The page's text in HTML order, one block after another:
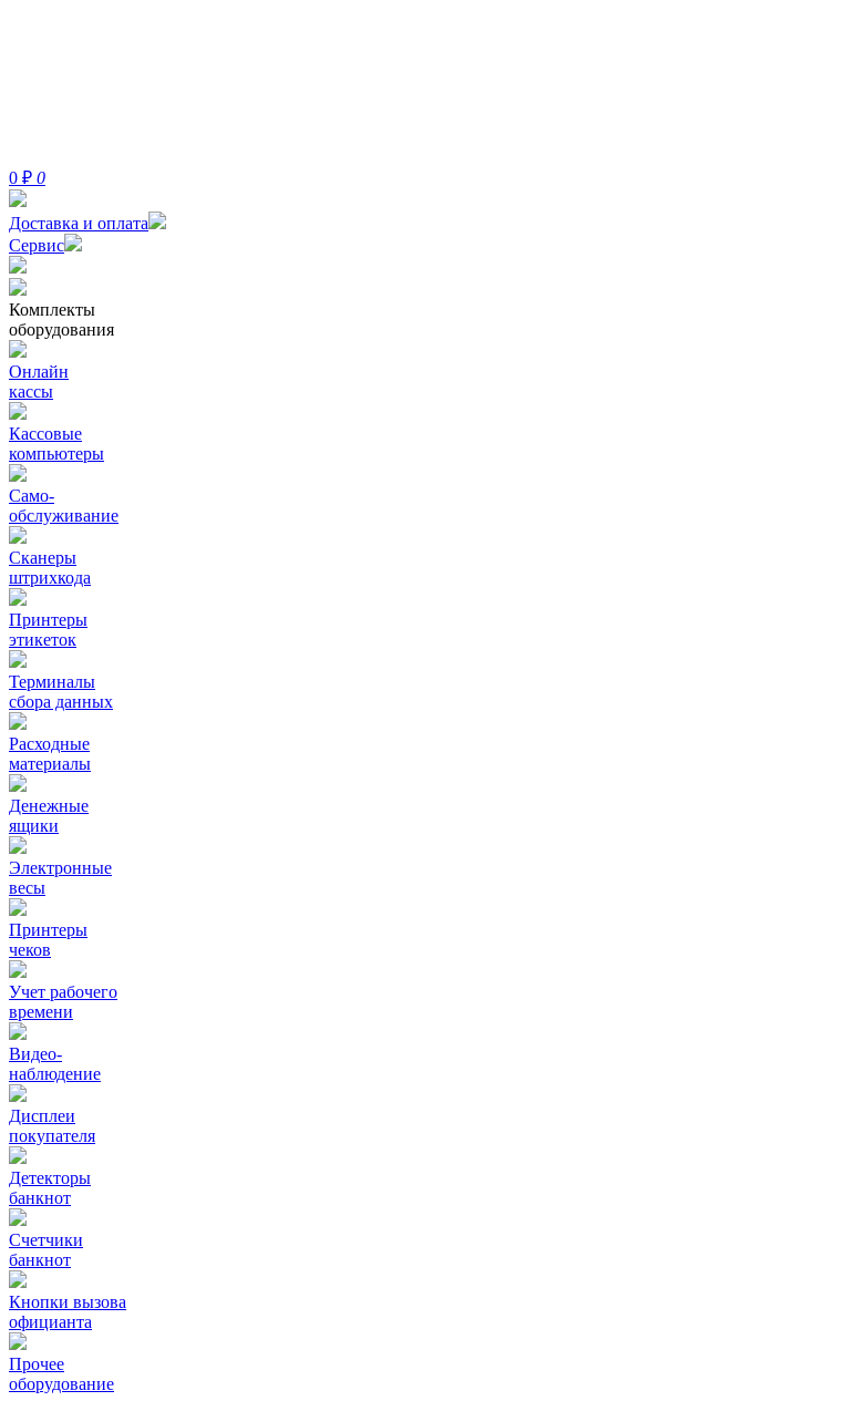
0 ₽ 0
Доставка и оплата
Сервис
Комплекты
оборудования
Онлайн
кассы
Кассовые
компьютеры
Само-
обслуживание
Сканеры
штрихкода
Принтеры
этикеток
Терминалы
сбора данных
Расходные
материалы
Денежные
ящики
Электронные
весы
Принтеры
чеков
Учет рабочего
времени
Видео‑
наблюдение
Дисплеи
покупателя
Детекторы
банкнот
Счетчики
банкнот
Кнопки вызова
официанта
Прочее
оборудование